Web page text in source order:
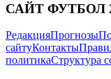
САЙТ ФУТБОЛ
РедакцияПрогнозы
сайтуКонтакты
политикаСтруктура